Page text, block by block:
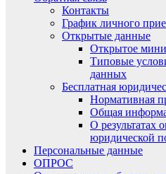
Контакты
График личного
Открытые данные
Открытое
Типовые
данных
Бесплатная
Нормативная
Общая
О результатах
юридической
Персональные данные
ОПРОС